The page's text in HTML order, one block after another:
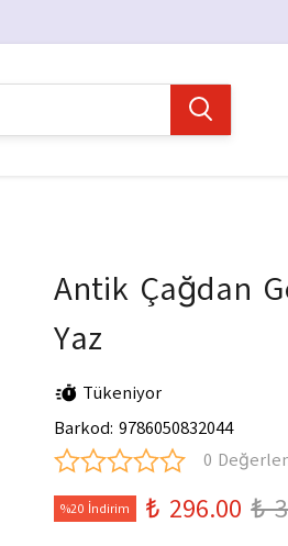
Antik Çağdan
Yaz
Tükeniyor
Barkod:9786050832044
0
%20 İndirim ₺ 296.00 ₺